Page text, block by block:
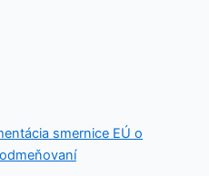
smernice EÚ o